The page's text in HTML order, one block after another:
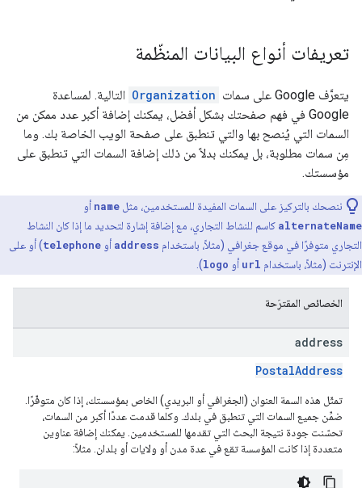
تعريفات أنواع البيانات المنظّمة
يتعرَّف Google على سمات Organization التالية. لمساعدة
Google في فهم صفحتك بشكل أفضل، يمكنك إضافة أكبر عدد ممكن من
السمات التي يُنصح بها والتي تنطبق على صفحة الويب الخاصة بك. وما
مِن سمات مطلوبة، بل يمكنك بدلاً من ذلك إضافة السمات التي تنطبق على
مؤسستك.
ننصحك بالتركيز على السمات المفيدة للمستخدمين، مثل name أو
alternateName كاسم للنشاط التجاري، مع إضافة إشارة لتحديد ما إذا كان النشاط
التجاري متوفرًا في موقع جغرافي (مثلاً، باستخدام address أو telephone) أو على
الإنترنت (مثلاً، باستخدام url أو logo
).
الخصائص المقترَحة
address
PostalAddress
تمثّل هذه السمة العنوان (الجغرافي أو البريدي) الخاص بمؤسستك، إذا كان متوفّرًا.
ضمِّن جميع السمات التي تنطبق في بلدك. وكلما قدمت عددًا أكبر من السمات،
تحسّنت جودة نتيجة البحث التي تقدمها للمستخدمين. يمكنك إضافة عناوين
متعددة إذا كانت المؤسسة تقع في عدة مدن أو ولايات أو بلدان. مثلاً: